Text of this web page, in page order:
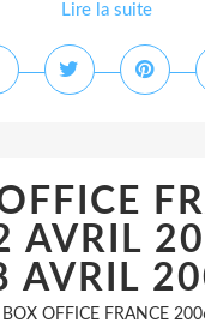
Lire la suite
AVRIL
AVRIL
BOX OFFICE FRANCE